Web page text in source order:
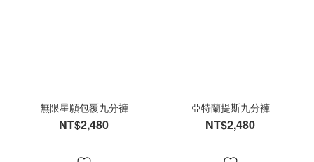
無限星願包覆九分褲
NT$2,480
亞特蘭提斯九分褲
NT$2,480